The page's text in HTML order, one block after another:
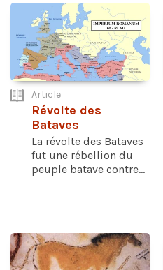
Article
Révolte des
Bataves
La révolte des Bataves
fut une rébellion du
peuple batave contre...